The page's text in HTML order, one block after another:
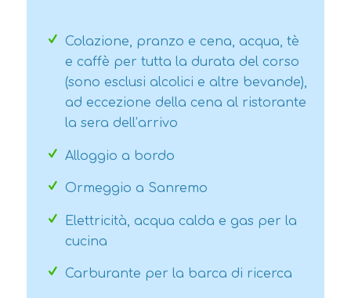
Colazione, pranzo e cena, acqua, tè
e caffè per tutta la durata del corso
(sono esclusi alcolici e altre bevande),
ad eccezione della cena al ristorante
la sera dell’arrivo
Alloggio a bordo
Ormeggio a Sanremo
Elettricità, acqua calda e gas per la
cucina
Carburante per la barca di ricerca